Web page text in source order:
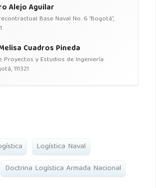
Alejo Aguilar
Base Naval No. 6 “Bogotá”,
Cuadros Pineda
Proyectos y Estudios de Ingeniería
111321
Logística Naval
Doctrina Logística Armada Nacional